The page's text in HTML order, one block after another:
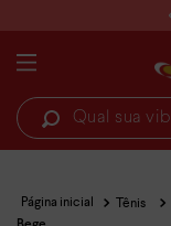
Qual sua vibe hoje?
Tênis